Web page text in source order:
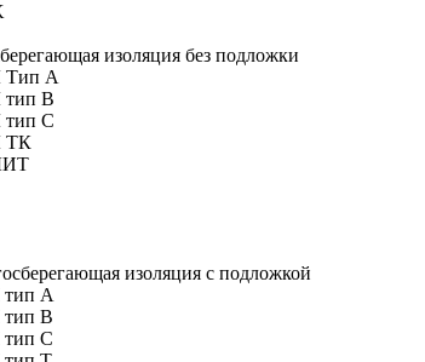
изоляция без подложки
А
В
C
ТК
изоляция с подложкой
А
B
C